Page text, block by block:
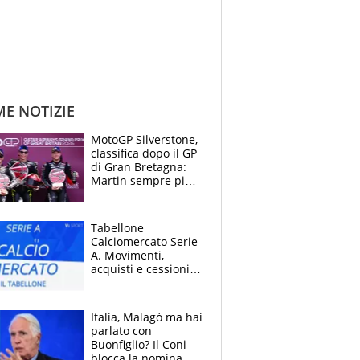
NOTIZIE
MotoGP Silverstone,
classifica dopo il GP
di Gran Bretagna:
Martin sempre più
Tabellone
Calciomercato Serie
A. Movimenti,
acquisti e cessioni:
Italia, Malagò ma hai
parlato con
Buonfiglio? Il Coni